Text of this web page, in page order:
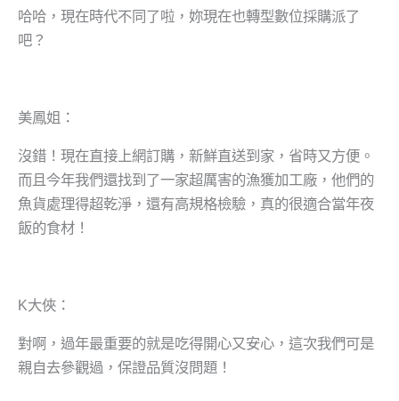
哈哈，現在時代不同了啦，妳現在也轉型數位採購派了
吧？
美鳳姐：
沒錯！現在直接上網訂購，新鮮直送到家，省時又方便。
而且今年我們還找到了一家超厲害的漁獲加工廠，他們的
魚貨處理得超乾淨，還有高規格檢驗，真的很適合當年夜
飯的食材！
K大俠：
對啊，過年最重要的就是吃得開心又安心，這次我們可是
親自去參觀過，保證品質沒問題！